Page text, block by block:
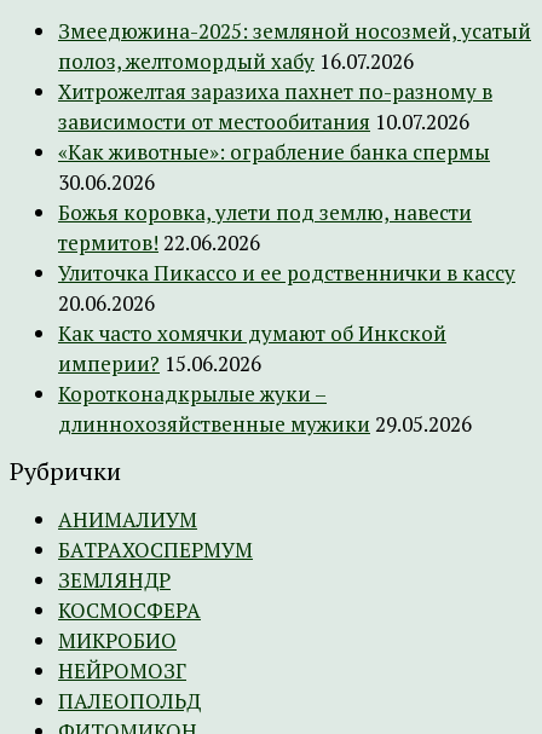
Змеедюжина-2025: земляной носозмей, усатый
полоз, желтомордый хабу 16.07.2026
Хитрожелтая заразиха пахнет по-разному в
зависимости от местообитания 10.07.2026
«Как животные»: ограбление банка спермы
30.06.2026
Божья коровка, улети под землю, навести
термитов! 22.06.2026
Улиточка Пикассо и ее родственнички в кассу
20.06.2026
Как часто хомячки думают об Инкской
империи? 15.06.2026
Коротконадкрылые жуки –
длиннохозяйственные мужики 29.05.2026
Рубрички
АНИМАЛИУМ
БАТРАХОСПЕРМУМ
ЗЕМЛЯНДР
КОСМОСФЕРА
МИКРОБИО
НЕЙРОМОЗГ
ПАЛЕОПОЛЬД